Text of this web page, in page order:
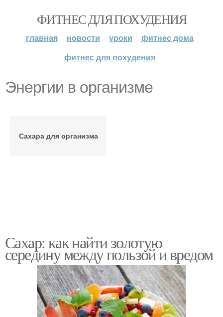
ФИТНЕС ДЛЯ ПОХУДЕНИЯ
главная новости уроки
фитнес дома
фитнес для похудения
Энергии в организме
Сахара для организма
Сахар: как найти золотую
середину между пользой и вредом